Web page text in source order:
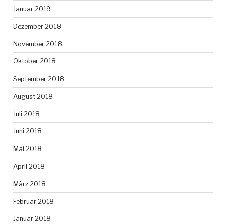
Januar 2019
Dezember 2018
November 2018
Oktober 2018
September 2018
August 2018
Juli 2018
Juni 2018
Mai 2018
April 2018
März 2018
Februar 2018
Januar 2018